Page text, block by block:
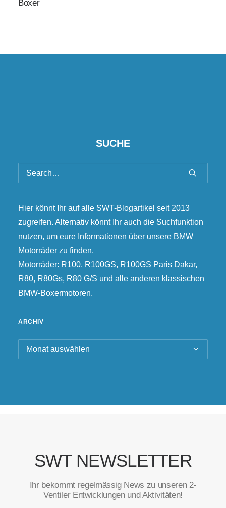
Boxer
SUCHE
Hier könnt Ihr auf alle SWT-Blogartikel seit 2013
zugreifen. Alternativ könnt Ihr auch die Suchfunktion
nutzen, um eure Informationen über unsere BMW
Motorräder zu finden.
Motorräder: R100, R100GS, R100GS Paris Dakar,
R80, R80Gs, R80 G/S und alle anderen klassischen
BMW-Boxermotoren.
ARCHIV
Archiv
SWT NEWSLETTER
Ihr bekommt regelmässig News zu unseren 2-
Ventiler Entwicklungen und Aktivitäten!